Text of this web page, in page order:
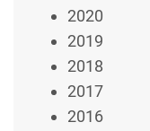
2020
2019
2018
2017
2016